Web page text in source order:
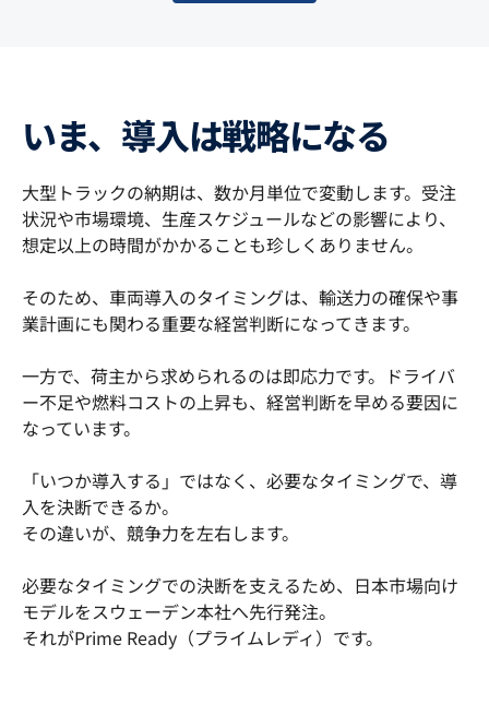
いま、導入は戦略になる
大型トラックの納期は、数か月単位で変動します。受注
状況や市場環境、生産スケジュールなどの影響により、
想定以上の時間がかかることも珍しくありません。
そのため、車両導入のタイミングは、輸送力の確保や事
業計画にも関わる重要な経営判断になってきます。
一方で、荷主から求められるのは即応力です。ドライバ
ー不足や燃料コストの上昇も、経営判断を早める要因に
なっています。
「いつか導入する」ではなく、必要なタイミングで、導
入を決断できるか。
その違いが、競争力を左右します。
必要なタイミングでの決断を支えるため、日本市場向け
モデルをスウェーデン本社へ先行発注。
それがPrime Ready（プライムレディ）です。